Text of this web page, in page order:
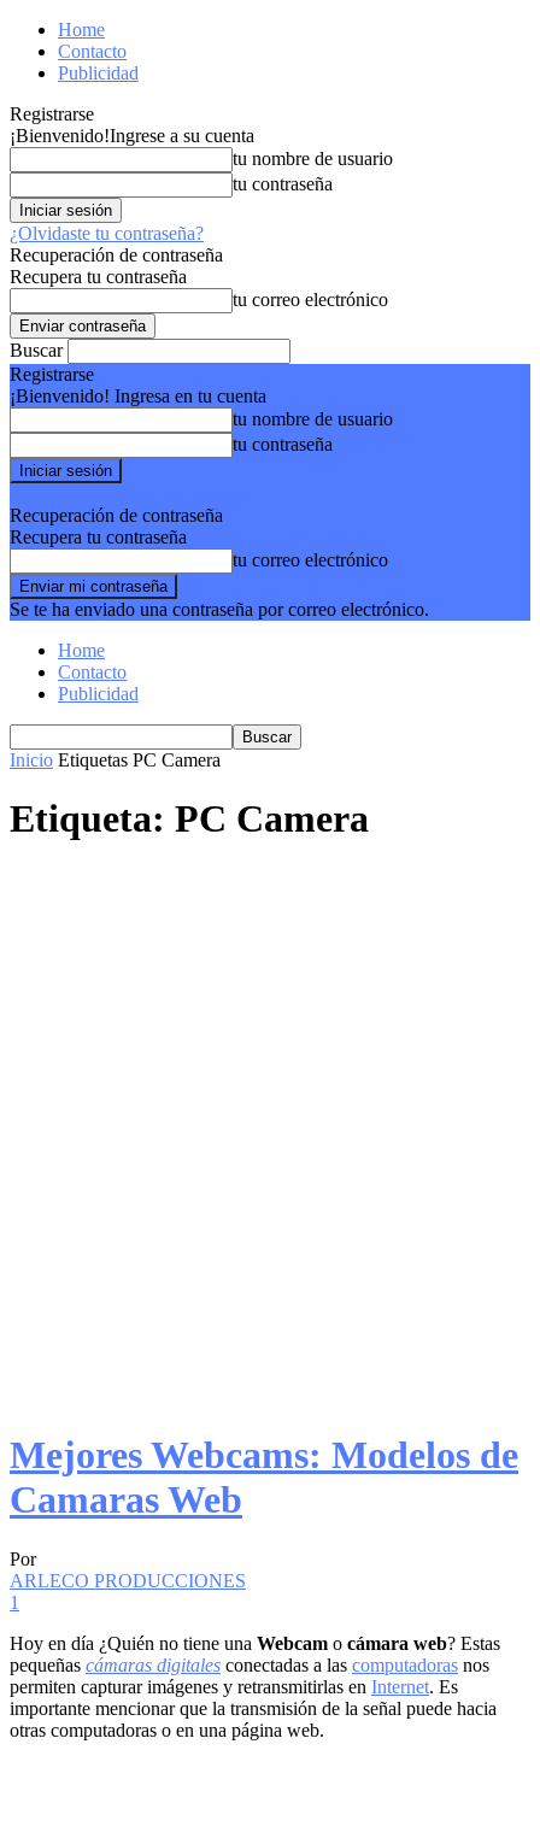
Home
Contacto
Publicidad
Registrarse
¡Bienvenido!Ingrese a su cuenta
tu nombre de usuario
tu contraseña
¿Olvidaste tu contraseña?
Recuperación de contraseña
Recupera tu contraseña
tu correo electrónico
Buscar
Registrarse
¡Bienvenido! Ingresa en tu cuenta
tu nombre de usuario
tu contraseña
Recuperación de contraseña
Recupera tu contraseña
tu correo electrónico
Se te ha enviado una contraseña por correo electrónico.
Home
Contacto
Publicidad
Inicio Etiquetas PC Camera
Etiqueta: PC Camera
Mejores Webcams: Modelos de
Camaras Web
Por
ARLECO PRODUCCIONES
1
Hoy en día ¿Quién no tiene una Webcam o cámara web? Estas
pequeñas cámaras digitales conectadas a las computadoras nos
permiten capturar imágenes y retransmitirlas en Internet. Es
importante mencionar que la transmisión de la señal puede hacia
otras computadoras o en una página web.